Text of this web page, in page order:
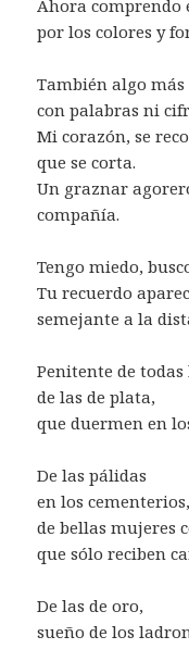
Ahora comprendo
por los colores y
También algo
con palabras ni
Mi corazón, se
que se corta.
Un graznar
compañía.
Tengo miedo,
Tu recuerdo
semejante a la
Penitente de
de las de plata,
que duermen en
De las pálidas
en los
de bellas mujeres
que sólo reciben
De las de oro,
sueño de los